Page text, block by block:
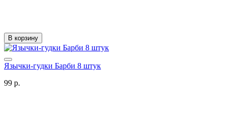
В корзину
Язычки-гудки Барби 8 штук
99 р.